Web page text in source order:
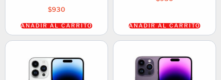
$930
AÑADIR AL CARRITO AÑADIR AL CARRITO